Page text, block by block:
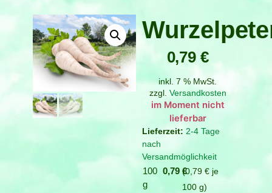
0,79 €
inkl. 7 % MwSt.
zzgl. Versandkosten
Verfügbar bei
Nachbestellung
2-4 Tage
nach
Versandmöglichkeit
100
g
0,79€0,79 €je
100 g